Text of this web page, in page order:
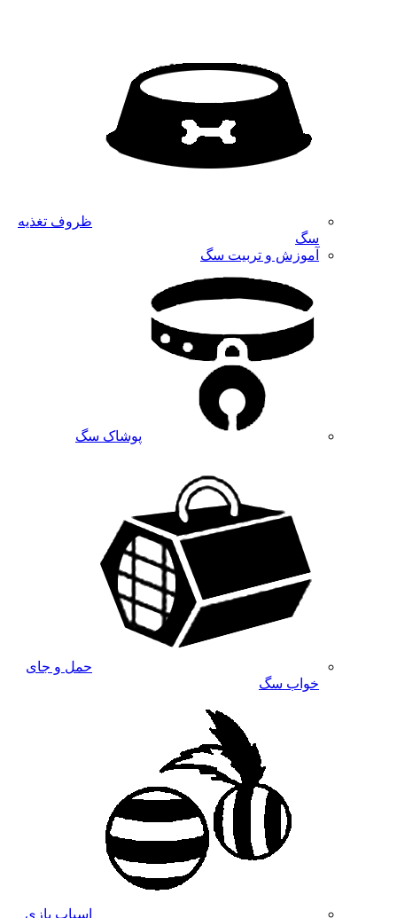
ظروف تغذیه
سگ
آموزش و تربیت سگ
پوشاک سگ
حمل و جای
خواب سگ
اسباب بازی